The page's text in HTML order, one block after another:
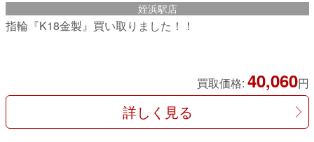
姪浜駅店
指輪『K18金製』買い取りました！！
買取価格: 40,060円
詳しく見る